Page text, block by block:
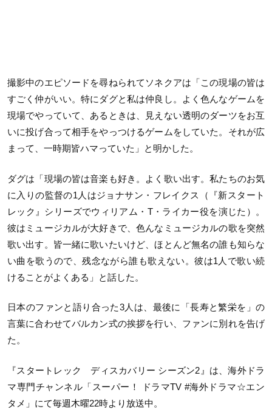
撮影中のエピソードを尋ねられてソネクアは「この現場の皆は
すごく仲がいい。特にダグと私は仲良し。よく色んなゲームを
現場でやっていて、あるときは、見えない透明のダーツをお互
いに投げ合って相手をやっつけるゲームをしていた。それが広
まって、一時期皆ハマっていた」と明かした。
ダグは「現場の皆は音楽も好き。よく歌い出す。私たちのお気
に入りの監督の1人はジョナサン・フレイクス（『新スタート
レック』シリーズでウィリアム・T・ライカー役を演じた）。
彼はミュージカルが大好きで、色んなミュージカルの歌を突然
歌い出す。皆一緒に歌いたいけど、ほとんど無名の誰も知らな
い曲を歌うので、残念ながら誰も歌えない。彼は1人で歌い続
けることがよくある」と話した。
日本のファンと語り合った3人は、最後に「長寿と繁栄を」の
言葉に合わせてバルカン式の挨拶を行い、ファンに別れを告げ
た。
『スタートレック ディスカバリー シーズン2』は、海外ドラ
マ専門チャンネル「スーパー！ ドラマTV #海外ドラマ☆エン
タメ」にて毎週木曜22時より放送中。